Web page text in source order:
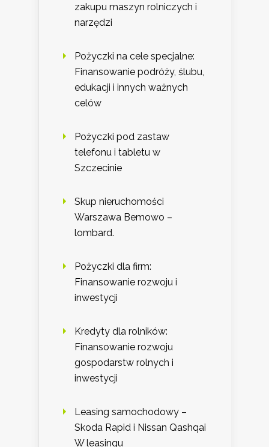
zakupu maszyn rolniczych i
narzędzi
Pożyczki na cele specjalne:
Finansowanie podróży, ślubu,
edukacji i innych ważnych
celów
Pożyczki pod zastaw
telefonu i tabletu w
Szczecinie
Skup nieruchomości
Warszawa Bemowo –
lombard.
Pożyczki dla firm:
Finansowanie rozwoju i
inwestycji
Kredyty dla rolników:
Finansowanie rozwoju
gospodarstw rolnych i
inwestycji
Leasing samochodowy –
Skoda Rapid i Nissan Qashqai
W leasingu